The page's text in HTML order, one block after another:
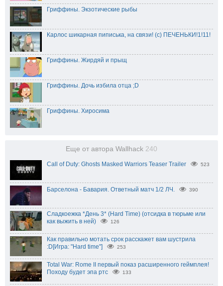
Гриффины. Экзотические рыбы
Карлос шикарная пиписька, на связи! (с) ПЕЧЕНЬКИ!1!11!
Гриффины. Жирдяй и прыщ
Гриффины. Дочь избила отца ;D
Гриффины. Хиросима
Еще от автора Wallhack 240
Call of Duty: Ghosts Masked Warriors Teaser Trailer 523
Барселона - Бавария. Ответный матч 1/2 ЛЧ. 390
Сладкоежка *День 3* (Hard Time) (отсидка в тюрьме или
как выжить в ней)
126
Как правильно мотать срок расскажет вам шустрила
:D[Игра: "Hard time"]
253
Total War: Rome II первый показ расширенного геймплея!
Походу будет эпа ртс
133